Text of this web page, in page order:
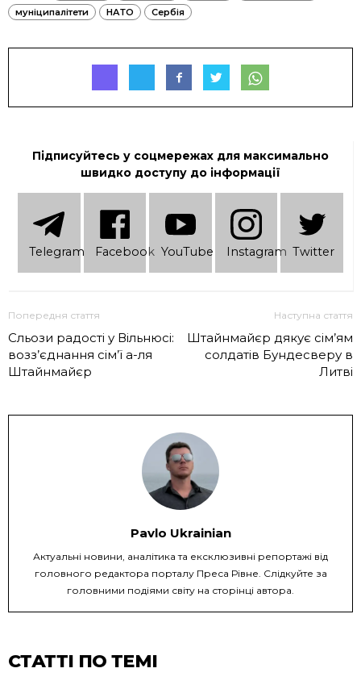
муніципалітети НАТО Сербія
Підписуйтесь у соцмережах для максимально
швидко доступу до інформації
Telеgram Facebook YouTube Instagram Twitter
Попередня стаття
Сльози радості у Вільнюсі:
возз’єднання сім’ї а-ля
Штайнмайєр
Наступна стаття
Штайнмайєр дякує сім’ям
солдатів Бундесверу в
Литві
Pavlo Ukrainian
Актуальні новини, аналітика та ексклюзивні репортажі від
головного редактора порталу Преса Рівне. Слідкуйте за
головними подіями світу на сторінці автора.
СТАТТІ ПО ТЕМІ